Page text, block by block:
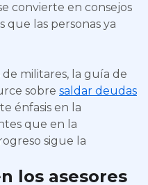
convierte en consejos
que las personas ya
de militares, la guía de
sobre saldar deudas
énfasis en la
que en la
sigue la
los asesores